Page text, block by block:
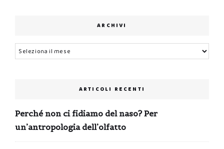
ARCHIVI
Archivi
ARTICOLI RECENTI
Perché non ci fidiamo del naso? Per
un’antropologia dell’olfatto